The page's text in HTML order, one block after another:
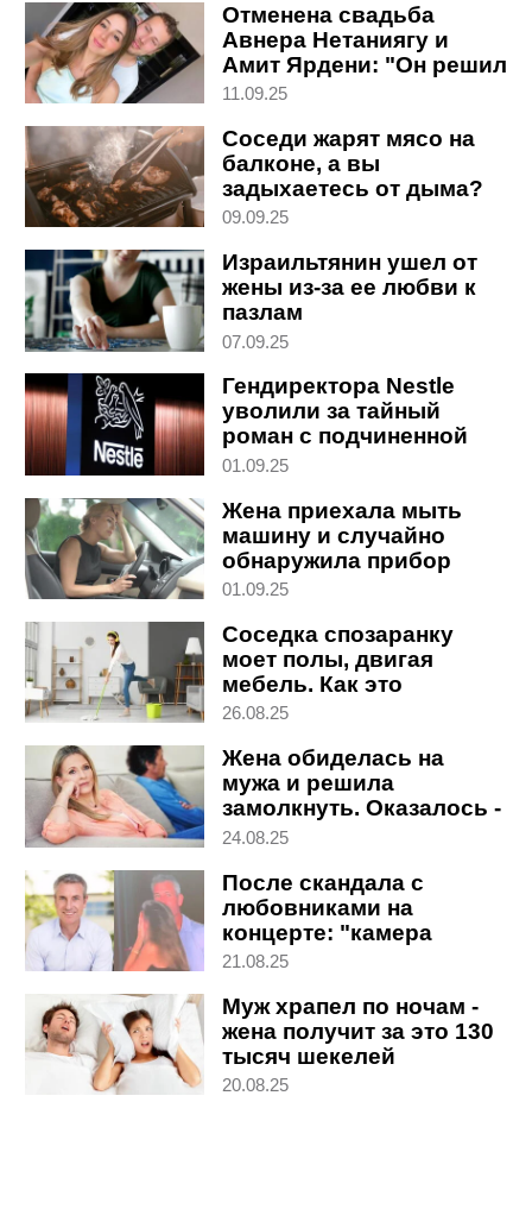
Отменена свадьба
Авнера Нетаниягу и
Амит Ярдени: "Он решил
взять перерыв"
11.09.25
Соседи жарят мясо на
балконе, а вы
задыхаетесь от дыма?
Что говорит закон
09.09.25
Израильтянин ушел от
жены из-за ее любви к
пазлам
07.09.25
Гендиректора Nestle
уволили за тайный
роман с подчиненной
01.09.25
Жена приехала мыть
машину и случайно
обнаружила прибор
слежки
01.09.25
Соседка спозаранку
моет полы, двигая
мебель. Как это
прекратить
26.08.25
Жена обиделась на
мужа и решила
замолкнуть. Оказалось -
навсегда
24.08.25
После скандала с
любовниками на
концерте: "камера
поцелуев" продолжает
21.08.25
Муж храпел по ночам -
жена получит за это 130
тысяч шекелей
20.08.25